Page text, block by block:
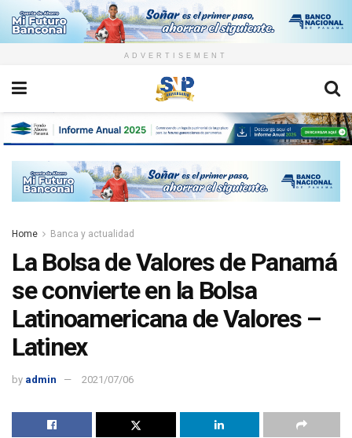
ADVERTISEMENT
Home Banca y actualidad
La Bolsa de Valores de Panamá
se convierte en la Bolsa
Latinoamericana de Valores –
Latinex
by admin 2021/07/06